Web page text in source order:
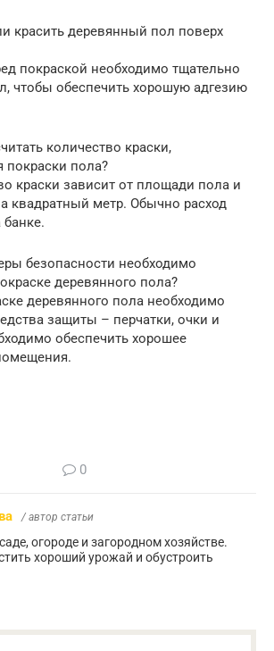
красить деревянный пол поверх
покраской необходимо тщательно
чтобы обеспечить хорошую адгезию
количество краски,
покраски пола?
краски зависит от площади пола и
квадратный метр. Обычно расход
банке.
безопасности необходимо
деревянного пола?
деревянного пола необходимо
защиты – перчатки, очки и
обеспечить хорошее
0
/ автор статьи
огороде и загородном хозяйстве.
хороший урожай и обустроить